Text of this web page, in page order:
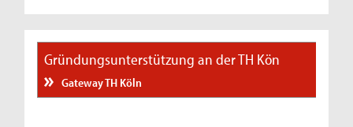
Gründungsunterstützung an der TH Kön
Gateway TH Köln